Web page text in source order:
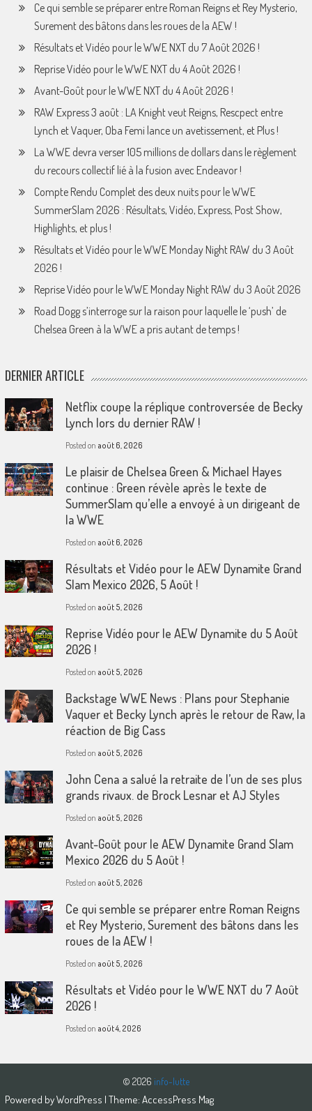
Ce qui semble se préparer entre Roman Reigns et Rey Mysterio,
Surement des bâtons dans les roues de la AEW !
Résultats et Vidéo pour le WWE NXT du 7 Août 2026 !
Reprise Vidéo pour le WWE NXT du 4 Août 2026 !
Avant-Goût pour le WWE NXT du 4 Août 2026 !
RAW Express 3 août : LA Knight veut Reigns, Rescpect entre
Lynch et Vaquer, Oba Femi lance un avetissement, et Plus !
La WWE devra verser 105 millions de dollars dans le règlement
du recours collectif lié à la fusion avec Endeavor !
Compte Rendu Complet des deux nuits pour le WWE
SummerSlam 2026 : Résultats, Vidéo, Express, Post Show,
Highlights, et plus !
Résultats et Vidéo pour le WWE Monday Night RAW du 3 Août
2026 !
Reprise Vidéo pour le WWE Monday Night RAW du 3 Août 2026
Road Dogg s’interroge sur la raison pour laquelle le ‘push’ de
Chelsea Green à la WWE a pris autant de temps !
DERNIER ARTICLE
Netflix coupe la réplique controversée de Becky
Lynch lors du dernier RAW !
Posted on août 6, 2026
Le plaisir de Chelsea Green & Michael Hayes
continue : Green révèle après le texte de
SummerSlam qu’elle a envoyé à un dirigeant de
la WWE
Posted on août 6, 2026
Résultats et Vidéo pour le AEW Dynamite Grand
Slam Mexico 2026, 5 Août !
Posted on août 5, 2026
Reprise Vidéo pour le AEW Dynamite du 5 Août
2026 !
Posted on août 5, 2026
Backstage WWE News : Plans pour Stephanie
Vaquer et Becky Lynch après le retour de Raw, la
réaction de Big Cass
Posted on août 5, 2026
John Cena a salué la retraite de l’un de ses plus
grands rivaux. de Brock Lesnar et AJ Styles
Posted on août 5, 2026
Avant-Goût pour le AEW Dynamite Grand Slam
Mexico 2026 du 5 Août !
Posted on août 5, 2026
Ce qui semble se préparer entre Roman Reigns
et Rey Mysterio, Surement des bâtons dans les
roues de la AEW !
Posted on août 5, 2026
Résultats et Vidéo pour le WWE NXT du 7 Août
2026 !
Posted on août 4, 2026
© 2026 info-lutte
Powered byWordPress | Theme: AccessPress Mag